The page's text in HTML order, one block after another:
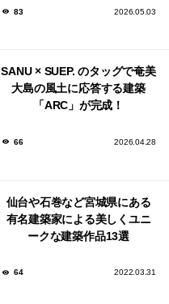
83 2026.05.03
SANU × SUEP. のタッグで奄美
大島の風土に応答する建築
「ARC」が完成！
66 2026.04.28
仙台や石巻など宮城県にある
有名建築家による美しくユニ
ークな建築作品13選
64 2022.03.31